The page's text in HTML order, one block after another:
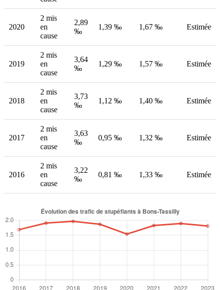
2020
2 mis
en
cause
2,89
‰
1,39 ‰ 1,67 ‰ Estimée
2019
2 mis
en
cause
3,64
‰
1,29 ‰ 1,57 ‰ Estimée
2018
2 mis
en
cause
3,73
‰
1,12 ‰ 1,40 ‰ Estimée
2017
2 mis
en
cause
3,63
‰
0,95 ‰ 1,32 ‰ Estimée
2016
2 mis
en
cause
3,22
‰
0,81 ‰ 1,33 ‰ Estimée